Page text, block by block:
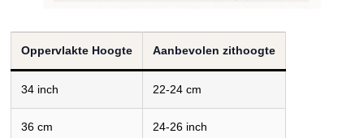
Oppervlakte Hoogte Aanbevolen zithoogte
34 inch 22-24 cm
36 cm 24-26 inch